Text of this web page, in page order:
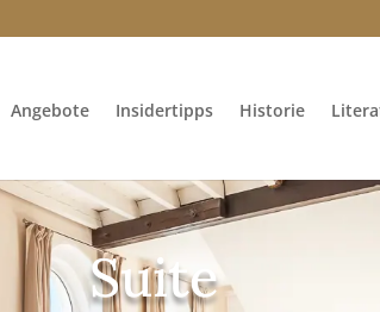
Angebote Insidertipps Historie
Suite